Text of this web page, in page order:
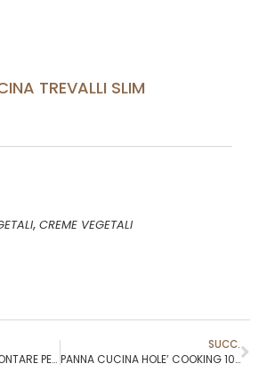
TREVALLI SLIM
, CREME VEGETALI
CREMA VEGETALE DA MONTARE PER CUCINA HOPLA’
SUCC.
PANNA CUCINA HOLE’ COOKING 10 LT